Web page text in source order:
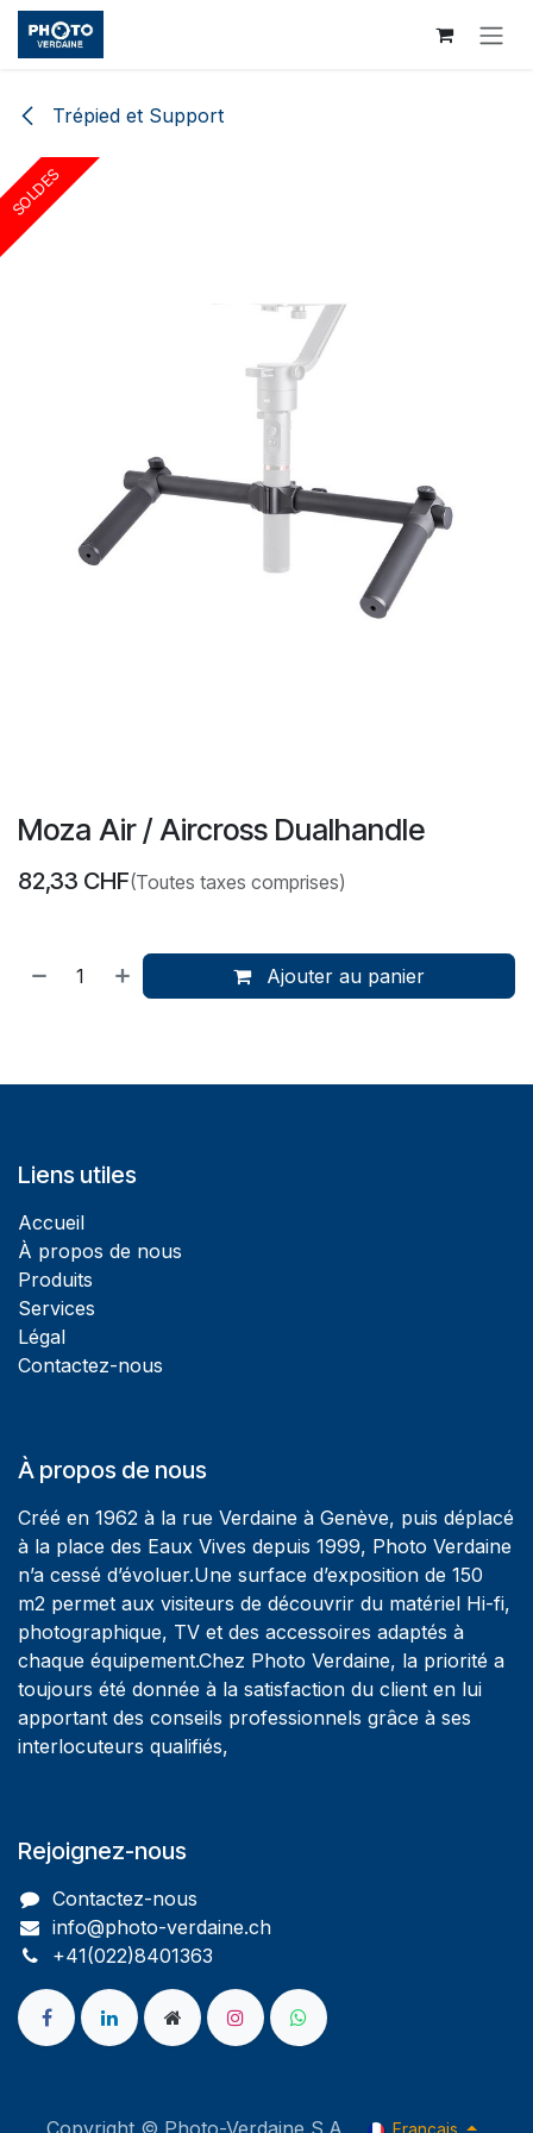
Se rendre au contenu
Trépied et Support
SOLDES
Moza Air / Aircross Dualhandle
82,33 CHF(Toutes taxes comprises)
Ajouter au panier
Liens utiles
Accueil
À propos de nous
Produits
Services
Légal
Contactez-nous
À propos de nous
Créé en 1962 à la rue Verdaine à Genève, puis déplacé
à la place des Eaux Vives depuis 1999, Photo Verdaine
n’a cessé d’évoluer.Une surface d’exposition de 150
m2 permet aux visiteurs de découvrir du matériel Hi-fi,
photographique, TV et des accessoires adaptés à
chaque équipement.Chez Photo Verdaine, la priorité a
toujours été donnée à la satisfaction du client en lui
apportant des conseils professionnels grâce à ses
interlocuteurs qualifiés,
Rejoignez-nous
Contactez-nous
info@photo-verdaine.ch​
​​+41(022)8401363
Français